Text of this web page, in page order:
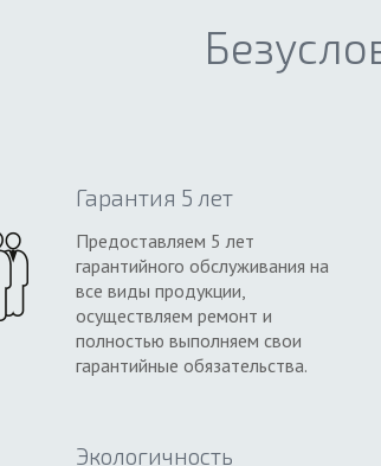
Гарантия 5 лет
Предоставляем 5 лет
гарантийного обслуживания на
все виды продукции,
осуществляем ремонт и
полностью выполняем свои
гарантийные обязательства.
Экологичность